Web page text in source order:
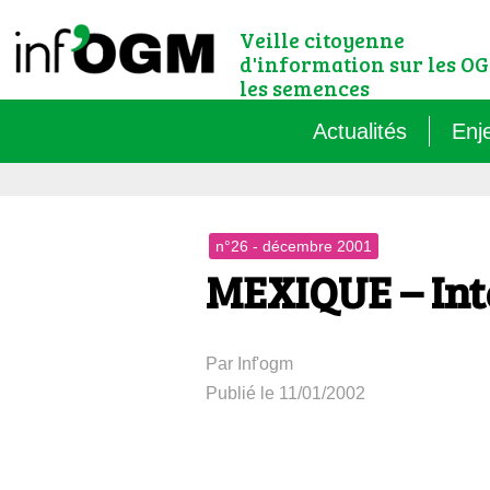
Veille citoyenne
d'information sur les
les semences
Actualités
Le
n°26 - décembre 2001
MEXIQUE –
Par Inf'ogm
Publié le 11/01/2002